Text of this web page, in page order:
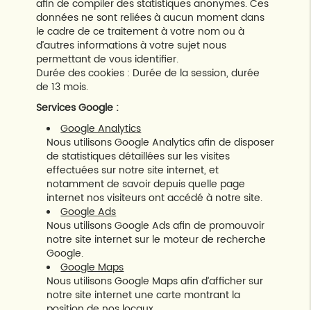
afin de compiler des statistiques anonymes. Ces
données ne sont reliées à aucun moment dans
le cadre de ce traitement à votre nom ou à
d’autres informations à votre sujet nous
permettant de vous identifier.
Durée des cookies : Durée de la session, durée
de 13 mois.
Services Google :
Google Analytics
Nous utilisons Google Analytics afin de disposer
de statistiques détaillées sur les visites
effectuées sur notre site internet, et
notamment de savoir depuis quelle page
internet nos visiteurs ont accédé à notre site.
Google Ads
Nous utilisons Google Ads afin de promouvoir
notre site internet sur le moteur de recherche
Google.
Google Maps
Nous utilisons Google Maps afin d’afficher sur
notre site internet une carte montrant la